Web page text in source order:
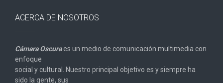
ACERCA DE NOSOTROS
Cámara Oscuraes un medio de comunicación multimedia con
enfoque
social y cultural. Nuestro principal objetivo es y siempre ha
sido la gente, sus